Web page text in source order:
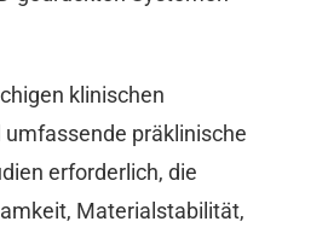
klinischen
präklinische
erforderlich, die
Materialstabilität,